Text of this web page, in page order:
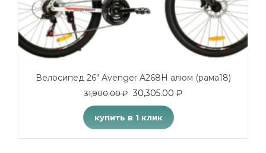
Велосипед 26″ Avenger A268H алюм (рама18)
31,900.00₽ 30,305.00 ₽
купить в 1 клик